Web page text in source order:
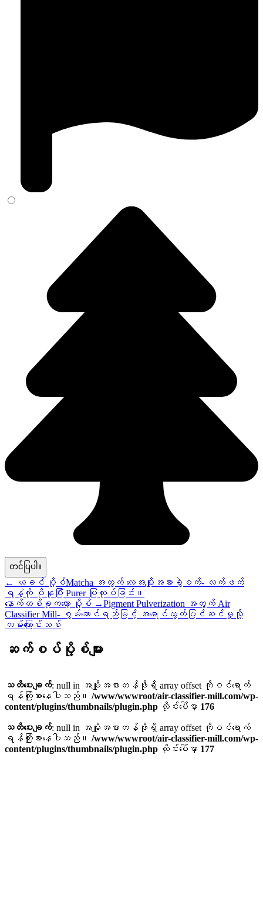
← ယခင် ပို့စ်Matcha အတွက် လေအမျိုးအစားခွဲစက်- လက်ဖက်
ရနံ့ကို ပိုနုပြီး Purer ပြုလုပ်ခြင်း။
နောက်တစ်ခုကတော့ ပို့စ် →Pigment Pulverization အတွက် Air
Classifier Mill- စွမ်းဆောင်ရည်မြင့် အရောင်ထွက်ပြင်ဆင်မှုသို့
လမ်းကြောင်းသစ်
ဆက်စပ်ပို့စ်များ
သတိပေးချက်: null in အမျိုးအစားတန်ဖိုးရှိ array offset ကိုဝင်ရောက်
ရန်ကြိုးစားနေပါသည်။ /www/wwwroot/air-classifier-mill.com/wp-
content/plugins/thumbnails/plugin.php လိုင်းပေါ်မှာ 176
သတိပေးချက်: null in အမျိုးအစားတန်ဖိုးရှိ array offset ကိုဝင်ရောက်
ရန်ကြိုးစားနေပါသည်။ /www/wwwroot/air-classifier-mill.com/wp-
content/plugins/thumbnails/plugin.php လိုင်းပေါ်မှာ 177